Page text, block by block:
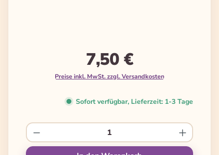
7,50 €
Preise inkl. MwSt. zzgl. Versandkosten
Sofort verfügbar, Lieferzeit: 1-3 Tage
Produkt Anzahl: Gib den gewünschten